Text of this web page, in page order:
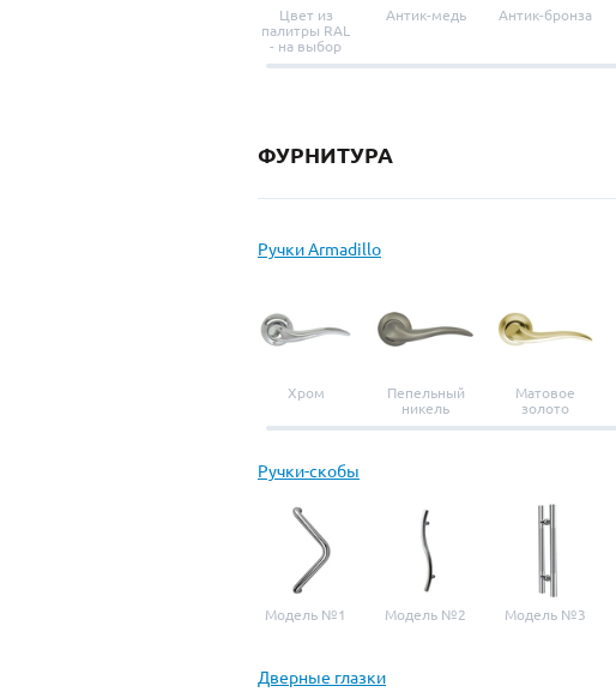
Цвет из
палитры RAL
- на выбор
Антик-медь Антик-бронза
ФУРНИТУРА
Ручки Armadillo
Хром
Пепельный
никель
Матовое
золото
Ручки-скобы
Модель №1 Модель №2 Модель №3
Дверные глазки